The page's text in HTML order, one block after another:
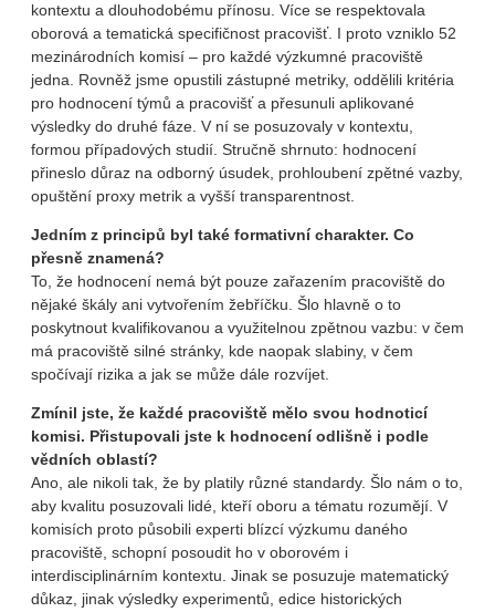
kontextu a dlouhodobému přínosu. Více se respektovala
oborová a tematická specifičnost pracovišť. I proto vzniklo 52
mezinárodních komisí – pro každé výzkumné pracoviště
jedna. Rovněž jsme opustili zástupné metriky, oddělili kritéria
pro hodnocení týmů a pracovišť a přesunuli aplikované
výsledky do druhé fáze. V ní se posuzovaly v kontextu,
formou případových studií. Stručně shrnuto: hodnocení
přineslo důraz na odborný úsudek, prohloubení zpětné vazby,
opuštění proxy metrik a vyšší transparentnost.
Jedním z principů byl také formativní charakter. Co
přesně znamená?
To, že hodnocení nemá být pouze zařazením pracoviště do
nějaké škály ani vytvořením žebříčku. Šlo hlavně o to
poskytnout kvalifikovanou a využitelnou zpětnou vazbu: v čem
má pracoviště silné stránky, kde naopak slabiny, v čem
spočívají rizika a jak se může dále rozvíjet.
Zmínil jste, že každé pracoviště mělo svou hodnoticí
komisi. Přistupovali jste k hodnocení odlišně i podle
vědních oblastí?
Ano, ale nikoli tak, že by platily různé standardy. Šlo nám o to,
aby kvalitu posuzovali lidé, kteří oboru a tématu rozumějí. V
komisích proto působili experti blízcí výzkumu daného
pracoviště, schopní posoudit ho v oborovém i
interdisciplinárním kontextu. Jinak se posuzuje matematický
důkaz, jinak výsledky experimentů, edice historických